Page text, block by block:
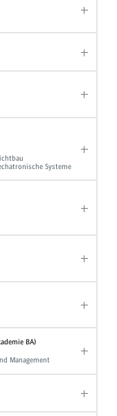
Systeme
BA)
Management